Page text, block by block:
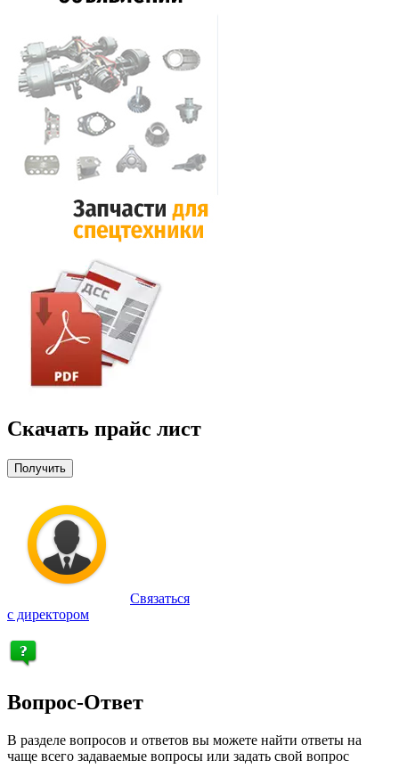
Скачать прайс лист
Получить
Связаться
с директором
Вопрос-Ответ
В разделе вопросов и ответов вы можете найти ответы на
чаще всего задаваемые вопросы или задать свой вопрос